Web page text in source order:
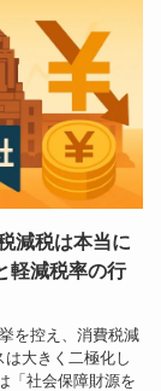
減税は本当に
軽減税率の行
を控え、消費税減
大きく二極化し
「社会保障財源を